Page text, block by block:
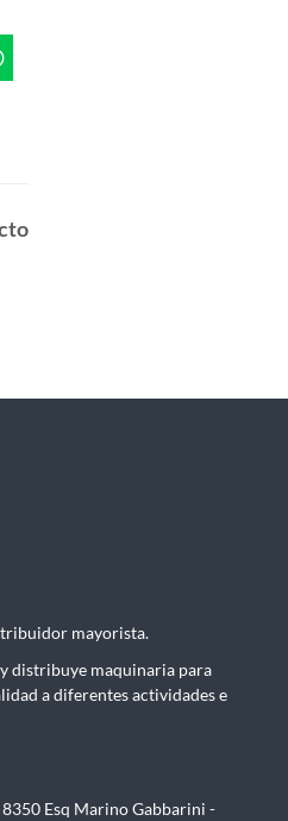
mayorista.
distribuye maquinaria para
a diferentes actividades e
Esq Marino Gabbarini -